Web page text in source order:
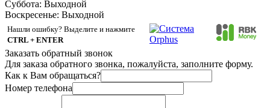
Суббота: Выходной
Воскресенье: Выходной
Нашли ошибку? Выделите и нажмите
CTRL + ENTER
Заказать обратный звонок
Для заказа обратного звонка, пожалуйста, заполните форму.
Как к Вам обращаться?
Номер телефона